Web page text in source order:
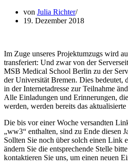
von Julia Richter
19. Dezember 2018
Im Zuge unseres Projektumzugs wird
transferiert: Und zwar von der
MSB Medical School Berlin zu der
der Universität Bremen. Dies bedeutet,
in der Internetadresse zur Teilnahme
Alle Einladungen und Erinnerungen,
werden, werden bereits das
Die bis vor einer Woche versandten
„ww3“ enthalten, sind zu Ende diesen
Sollten Sie noch über solch einen Link
ändern Sie die entsprechende Stelle
kontaktieren Sie uns, um einen neuen